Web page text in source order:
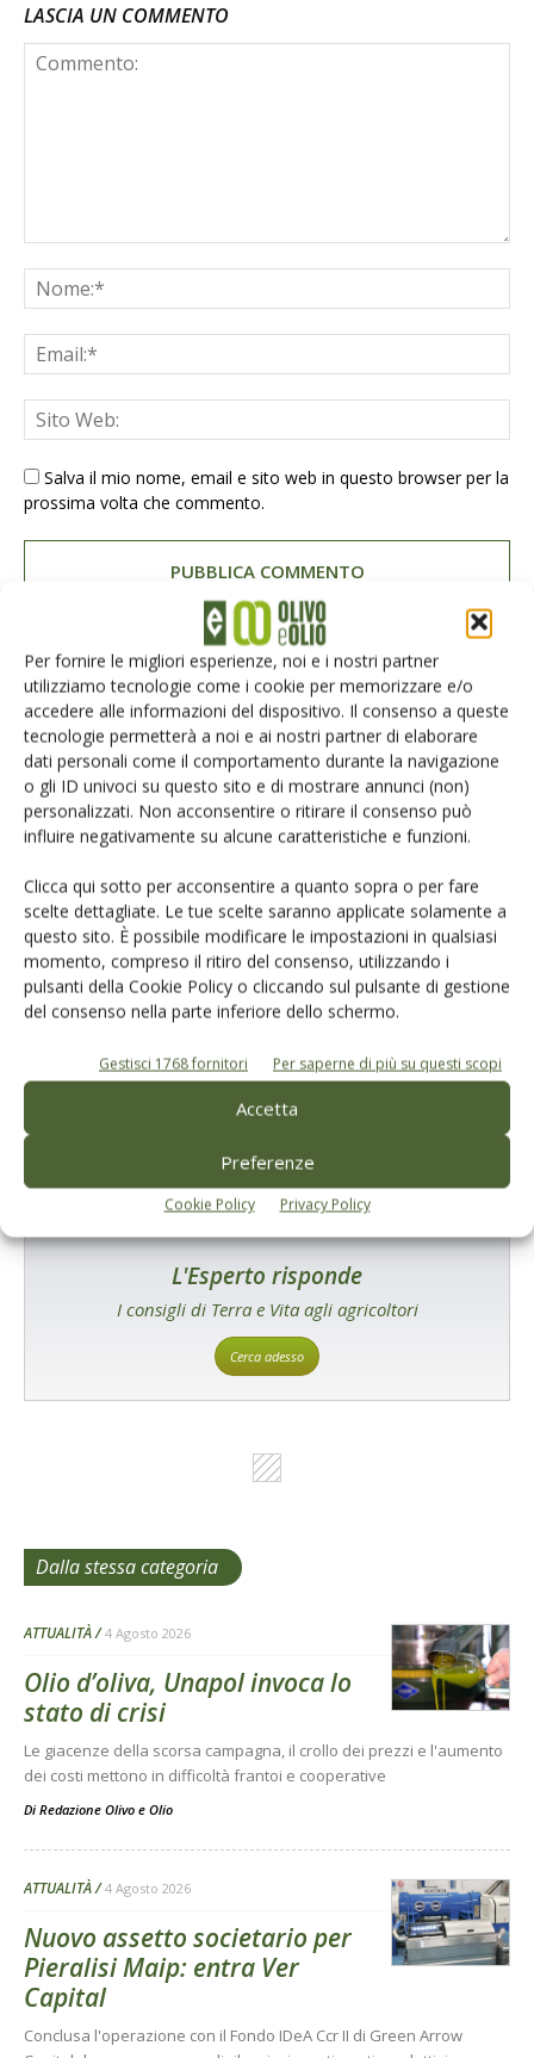
Per fornire le migliori esperienze, noi e i nostri partner
utilizziamo tecnologie come i cookie per memorizzare e/o
accedere alle informazioni del dispositivo. Il consenso a queste
tecnologie permetterà a noi e ai nostri partner di elaborare
dati personali come il comportamento durante la navigazione
o gli ID univoci su questo sito e di mostrare annunci (non)
personalizzati. Non acconsentire o ritirare il consenso può
influire negativamente su alcune caratteristiche e funzioni.
Clicca qui sotto per acconsentire a quanto sopra o per fare
scelte dettagliate. Le tue scelte saranno applicate solamente a
questo sito. È possibile modificare le impostazioni in qualsiasi
momento, compreso il ritiro del consenso, utilizzando i
pulsanti della Cookie Policy o cliccando sul pulsante di gestione
del consenso nella parte inferiore dello schermo.
Gestisci 1768 fornitori Per saperne di più su questi scopi
Accetta
Preferenze
Cookie Policy Privacy Policy
LASCIA UN COMMENTO
Salva il mio nome, email e sito web in questo browser per la
prossima volta che commento.
E-magazine
Tecniche, prodotti e servizi dalle aziende
Catalogo Aziende e Prodotti
Un modo semplice per cercare un'azienda o un
prodotto!
Cerca adesso
L'Esperto risponde
I consigli di Terra e Vita agli agricoltori
Cerca adesso
Dalla stessa categoria
ATTUALITÀ 4 Agosto 2026
Olio d’oliva, Unapol invoca lo
stato di crisi
Le giacenze della scorsa campagna, il crollo dei prezzi e l'aumento
dei costi mettono in difficoltà frantoi e cooperative
Di Redazione Olivo e Olio
ATTUALITÀ 4 Agosto 2026
Nuovo assetto societario per
Pieralisi Maip: entra Ver
Capital
Conclusa l'operazione con il Fondo IDeA Ccr II di Green Arrow